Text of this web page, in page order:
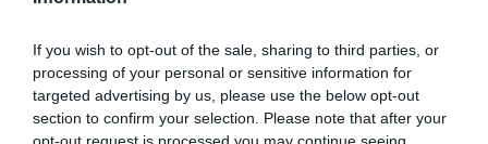
If you wish to opt-out of the sale, sharing to third parties, or
processing of your personal or sensitive information for
targeted advertising by us, please use the below opt-out
section to confirm your selection. Please note that after your
En la comarca dela Serranía, se han aprobado seis
proyectos en cinco municipios. Destacan las